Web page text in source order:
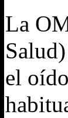
La
el